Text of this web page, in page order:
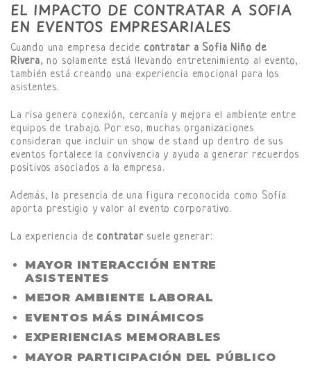
EL IMPACTO DE CONTRATAR A SOFIA
EN EVENTOS EMPRESARIALES
Cuando una empresa decide contratar a Sofia Niño de
Rivera, no solamente está llevando entretenimiento al evento,
también está creando una experiencia emocional para los
asistentes.
La risa genera conexión, cercanía y mejora el ambiente entre
equipos de trabajo. Por eso, muchas organizaciones
consideran que incluir un show de stand up dentro de sus
eventos fortalece la convivencia y ayuda a generar recuerdos
positivos asociados a la empresa.
Además, la presencia de una figura reconocida como Sofía
aporta prestigio y valor al evento corporativo.
La experiencia de contratarsuele generar:
MAYOR INTERACCIÓN ENTRE
ASISTENTES
MEJOR AMBIENTE LABORAL
EVENTOS MÁS DINÁMICOS
EXPERIENCIAS MEMORABLES
MAYOR PARTICIPACIÓN DEL PÚBLICO